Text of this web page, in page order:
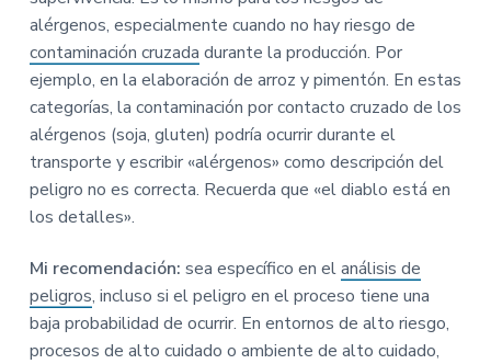
alérgenos, especialmente cuando no hay riesgo de
contaminación cruzada durante la producción. Por
ejemplo, en la elaboración de arroz y pimentón. En estas
categorías, la contaminación por contacto cruzado de los
alérgenos (soja, gluten) podría ocurrir durante el
transporte y escribir «alérgenos» como descripción del
peligro no es correcta. Recuerda que «el diablo está en
los detalles».
Mi recomendación: sea específico en elanálisis de
peligros, incluso si el peligro en el proceso tiene una
baja probabilidad de ocurrir. En entornos de alto riesgo,
procesos de alto cuidado o ambiente de alto cuidado,